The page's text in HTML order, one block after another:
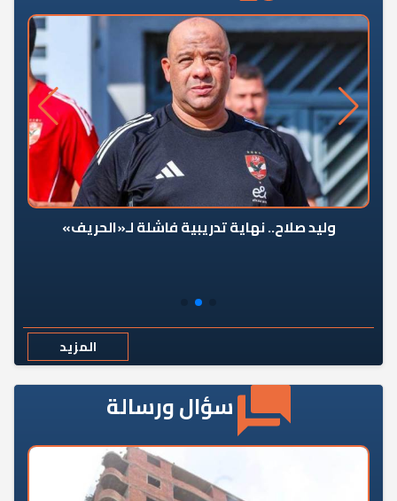
وليد صلاح.. نهاية تدريبية فاشلة لـ«الحريف»
المزيد
سؤال ورسالة